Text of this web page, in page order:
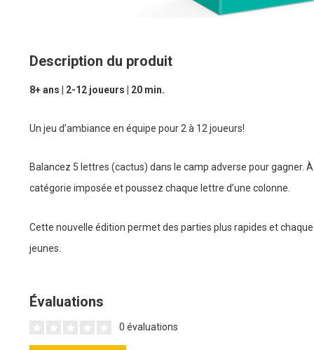
Description du produit
8+ ans | 2-12 joueurs | 20 min.
Un jeu d’ambiance en équipe pour 2 à 12 joueurs!
Balancez 5 lettres (cactus) dans le camp adverse pour gagner.
catégorie imposée et poussez chaque lettre d’une colonne.
Cette nouvelle édition permet des parties plus rapides et
jeunes.
Évaluations
0 évaluations